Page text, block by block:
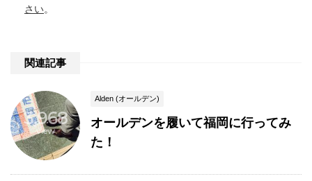
さい。
関連記事
3,968
view
Alden (オールデン)
オールデンを履いて福岡に行ってみ
た！